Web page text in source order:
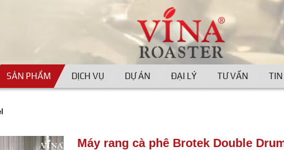
SẢN PHẨM DỊCH VỤ DỰ ÁN ĐẠI LÝ TƯ VẤN TIN
Máy rang cà phê Brotek Double